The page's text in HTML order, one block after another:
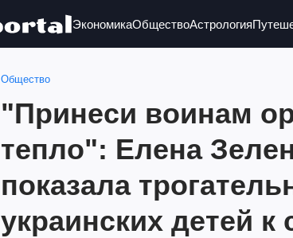
ЭкономикаОбществоАстрология
Общество
"Принеси воинам
тепло": Елена
показала
украинских детей